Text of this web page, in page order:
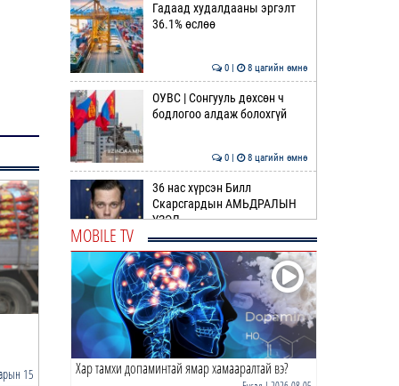
15
Сайжруулсан хатуу түлшний
стандартыг шинэчлэн…
2025 оны 10 сарын 06
Борлуулалтын цэгээр
тонн сайжруулс…
Гадаад худалдааны эргэлт
36.1% өслөө
0 | 8 цагийн өмнө
ОУВС | Сонгууль дөхсөн ч
бодлогоо алдаж болохгүй
0 | 8 цагийн өмнө
36 нас хүрсэн Билл
Скарсгардын АМЬДРАЛЫН
ҮЗЭЛ
ӨРНИЙН ЗУРХАЙ |
Жинлүүрийнхний бүтээлч
байдал нэмэгдэнэ
0 | 11 цагийн өмнө
ӨГЛӨӨНИЙ МЭНД!
MOBILE TV
Хар тамхи допаминтай ямар хамааралтай вэ?